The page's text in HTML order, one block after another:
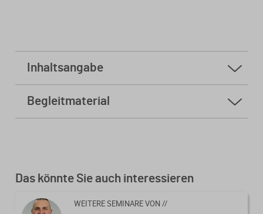
Inhaltsangabe
A. I. Abgeltung von Entgeltguthaben aus
A. III. Mehrarbeitszuschläge für
Teilzeitbeschäftigte als beitragspflichtiger
Phantomlohn
Begleitmaterial
Das könnte Sie auch interessieren
WEITERE SEMINARE VON //